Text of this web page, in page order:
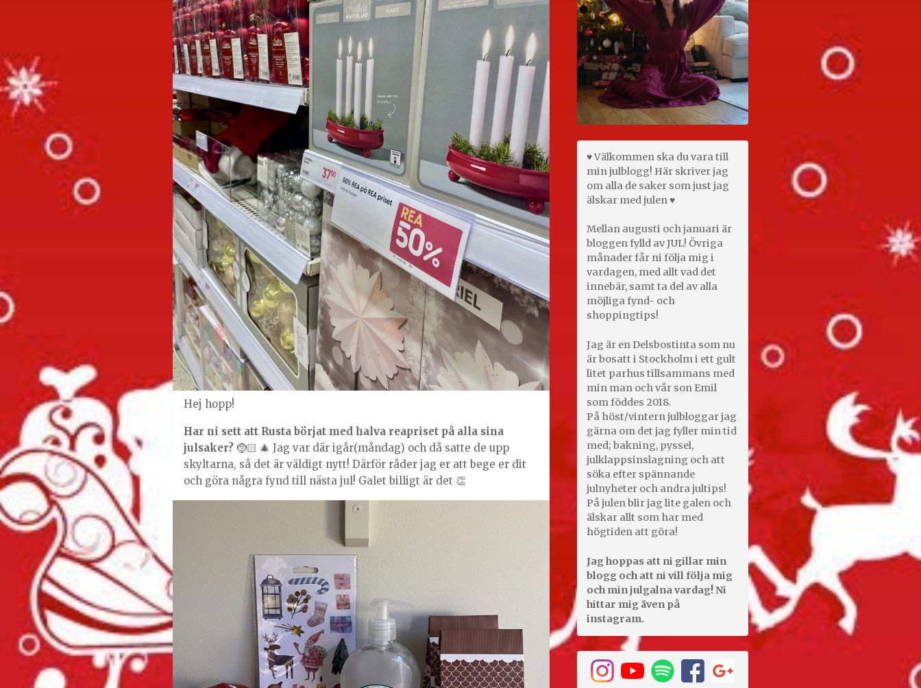
Hej hopp!
Har ni sett att Rusta börjat med halva reapriset på alla sina
julsaker? 🤶🏻 🎄 Jag var där igår(måndag) och då satte de upp
skyltarna, så det är väldigt nytt! Därför råder jag er att bege er dit
och göra några fynd till nästa jul! Galet billigt är det 👏
♥ Välkommen ska du vara till
min julblogg! Här skriver jag
om alla de saker som just jag
älskar med julen ♥
Mellan augusti och januari är
bloggen fylld av JUL! Övriga
månader får ni följa mig i
vardagen, med allt vad det
innebär, samt ta del av alla
möjliga fynd- och
shoppingtips!
Jag är en Delsbostinta som nu
är bosatt i Stockholm i ett gult
litet parhus tillsammans med
min man och vår son Emil
som föddes 2018.
På höst/vintern julbloggar jag
gärna om det jag fyller min tid
med; bakning, pyssel,
julklappsinslagning och att
söka efter spännande
julnyheter och andra jultips!
På julen blir jag lite galen och
älskar allt som har med
högtiden att göra!
Jag hoppas att ni gillar min
blogg och att ni vill följa mig
och min julgalna vardag! Ni
hittar mig även på
instagram.